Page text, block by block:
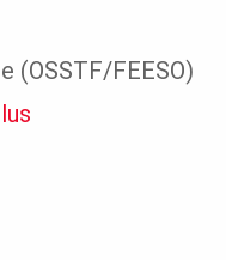
(OSSTF/FEESO)